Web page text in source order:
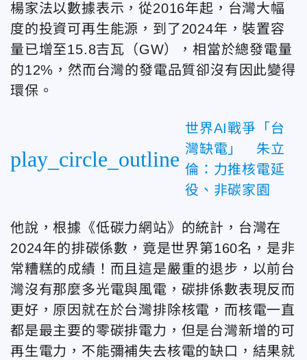
楊家法以數據表示，從2016年起，台灣大幅
度的投資可再生能源，到了2024年，裝置容
量已增至15.8吉瓦（GW），相當於總發電量
的12%，然而台灣的發電品質卻沒有因此變得
環保。
play_circle_outline
世界AI戰爭「台
灣缺電」 朱立
倫：力推核電延
役、非碳家園
他說，根據《低碳力網站》的統計，台灣在
2024年的排碳係數，竟是世界第160名，是非
常糟糕的成績！而且這是嚴重的退步，以前台
灣沒有那麼多光電與風電，碳排係數表現反而
更好，原因就在於台灣排除核電，而核電一直
都是最主要的零碳排電力，但是台灣新增的可
再生電力，不能彌補失去核電的缺口，結果就